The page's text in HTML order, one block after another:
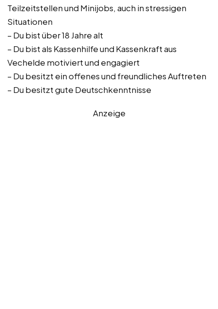
Teilzeitstellen und Minijobs, auch in stressigen
Situationen
– Du bist über 18 Jahre alt
– Du bist als Kassenhilfe und Kassenkraft aus
Vechelde motiviert und engagiert
– Du besitzt ein offenes und freundliches Auftreten
– Du besitzt gute Deutschkenntnisse
Anzeige